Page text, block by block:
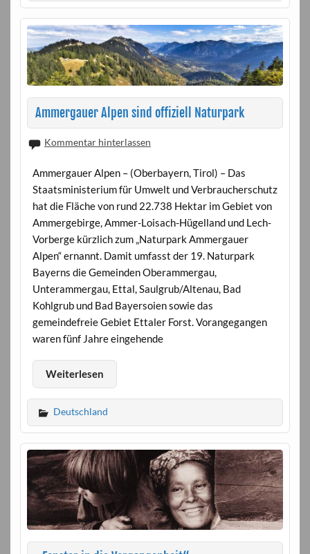
Ammergauer Alpen sind offiziell Naturpark
Kommentar hinterlassen
Ammergauer Alpen – (Oberbayern, Tirol) – Das
Staatsministerium für Umwelt und Verbraucherschutz
hat die Fläche von rund 22.738 Hektar im Gebiet von
Ammergebirge, Ammer-Loisach-Hügelland und Lech-
Vorberge kürzlich zum „Naturpark Ammergauer
Alpen“ ernannt. Damit umfasst der 19. Naturpark
Bayerns die Gemeinden Oberammergau,
Unterammergau, Ettal, Saulgrub/Altenau, Bad
Kohlgrub und Bad Bayersoien sowie das
gemeindefreie Gebiet Ettaler Forst. Vorangegangen
waren fünf Jahre eingehende
Weiterlesen
Deutschland